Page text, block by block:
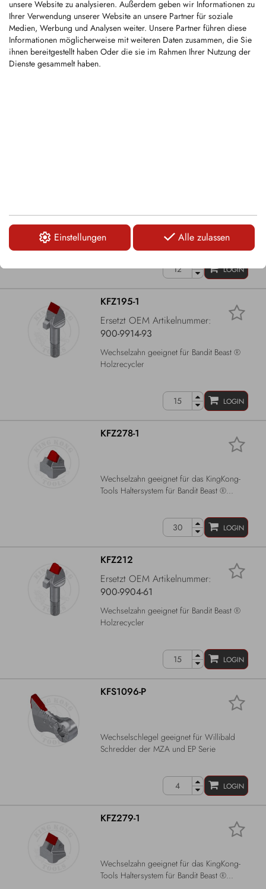
unsere Website zu analysieren. Außerdem geben wir Informationen zu
Ihrer Verwendung unserer Website an unsere Partner für soziale
Medien, Werbung und Analysen weiter. Unsere Partner führen diese
Informationen möglicherweise mit weiteren Daten zusammen, die Sie
ihnen bereitgestellt haben Oder die sie im Rahmen Ihrer Nutzung der
Dienste gesammelt haben.
Einstellungen Alle zulassen
KFS142
Schnellläufer der AK-Serie sowie...
LOGIN
KFZ195-1
Ersetzt OEM Artikelnummer:
900-9914-93
Wechselzahn geeignet für Bandit Beast ®
Holzrecycler
LOGIN
KFZ278-1
Wechselzahn geeignet für das KingKong-
Tools Haltersystem für Bandit Beast ®...
LOGIN
KFZ212
Ersetzt OEM Artikelnummer:
900-9904-61
Wechselzahn geeignet für Bandit Beast ®
Holzrecycler
LOGIN
KFS1096-P
Wechselschlegel geeignet für Willibald
Schredder der MZA und EP Serie
LOGIN
KFZ279-1
Wechselzahn geeignet für das KingKong-
Tools Haltersystem für Bandit Beast ®...